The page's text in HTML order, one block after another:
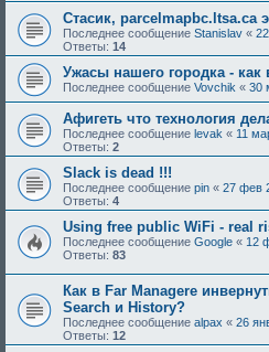
Стасик, parcelmapbc.ltsa.ca
Последнее сообщение Stanislav «
Ответы: 14
Ужасы нашего городка - как
Последнее сообщение Vovchik « 30
Афигеть что технология
Последнее сообщение levak « 11
Ответы: 2
Slack is dead !!!
Последнее сообщение pin « 27 фев
Ответы: 4
Using free public WiFi - real
Последнее сообщение Google « 12
Ответы: 83
Как в Far Managere
Search и History?
Последнее сообщение alpax « 26
Ответы: 12